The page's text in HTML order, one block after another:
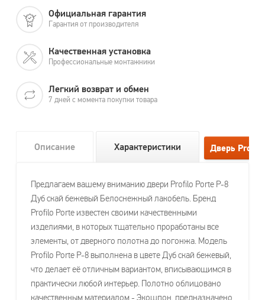
Официальная гарантия
Гарантия от производителя
Качественная установка
Профессиональные монтажники
Легкий возврат и обмен
7 дней с момента покупки товара
Описание Характеристики
Предлагаем вашему вниманию двери Profilo Porte P-8
Дуб скай бежевый Белоснежный лакобель. Бренд
Profilo Porte известен своими качественными
изделиями, в которых тщательно проработаны все
элементы, от дверного полотна до погонжа. Модель
Profilo Porte P-8 выполнена в цвете Дуб скай бежевый,
что делает её отличным вариантом, вписывающимся в
практически любой интерьер. Полотно облицовано
качественным материалом - Экошпон, предназначено